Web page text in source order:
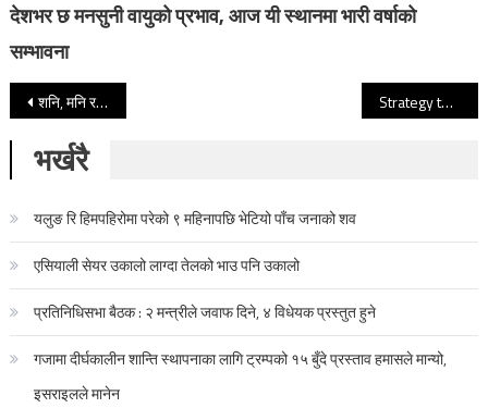
देशभर छ मनसुनी वायुको प्रभाव, आज यी स्थानमा भारी वर्षाको
सम्भावना
Post navigation
शनि, मनि र दुश्मनीको राप Strategy to ensure citizen’s access to mass communications
भर्खरै
यलुङ रि हिमपहिरोमा परेको ९ महिनापछि भेटियो पाँच जनाको शव
एसियाली सेयर उकालो लाग्दा तेलको भाउ पनि उकालो
प्रतिनिधिसभा बैठक : २ मन्त्रीले जवाफ दिने, ४ विधेयक प्रस्तुत हुने
गजामा दीर्घकालीन शान्ति स्थापनाका लागि ट्रम्पको १५ बुँदे प्रस्ताव हमासले मान्यो,
इसराइलले मानेन